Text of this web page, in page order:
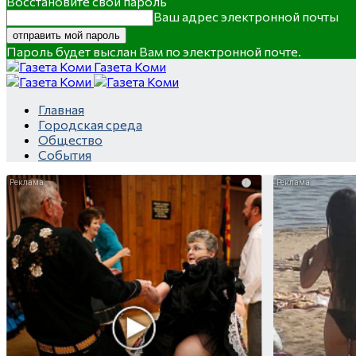
Ваш адрес электронной почты
Пароль будет выслан Вам по электронной почте.
Газета Коми
Главная
Городская среда
Общество
События
i